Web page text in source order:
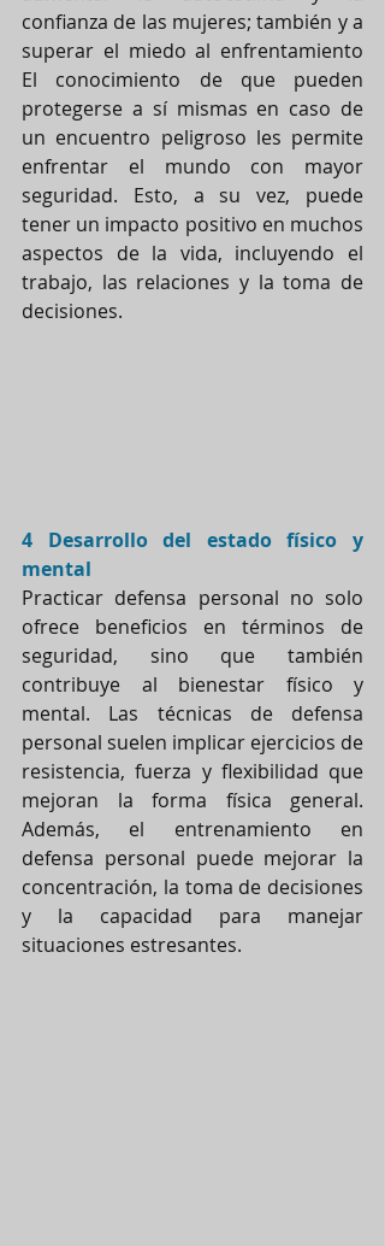
confianza de las mujeres; también y a
superar el miedo al enfrentamiento
El conocimiento de que pueden
protegerse a sí mismas en caso de
un encuentro peligroso les permite
enfrentar el mundo con mayor
seguridad. Esto, a su vez, puede
tener un impacto positivo en muchos
aspectos de la vida, incluyendo el
trabajo, las relaciones y la toma de
decisiones.
4 Desarrollo del estado físico y
mental
Practicar defensa personal no solo
ofrece beneficios en términos de
seguridad, sino que también
contribuye al bienestar físico y
mental. Las técnicas de defensa
personal suelen implicar ejercicios de
resistencia, fuerza y flexibilidad que
mejoran la forma física general.
Además, el entrenamiento en
defensa personal puede mejorar la
concentración, la toma de decisiones
y la capacidad para manejar
situaciones estresantes.